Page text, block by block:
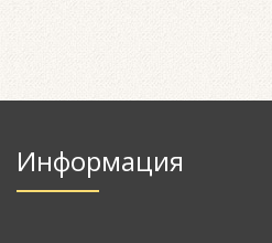
Информация